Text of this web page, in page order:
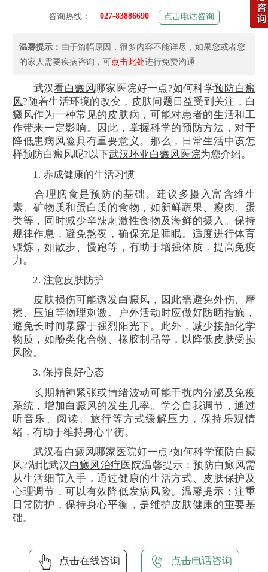
咨询热线： 027-83886690 点击电话咨询
温馨提示： 由于篇幅原因，很多内容不能详尽，如果您或者您
的家人需要疾病咨询，可点击此处进行免费沟通
武汉看白癜风哪家医院好一点?如何科学预防白癜
风?随着生活环境的改变，皮肤问题日益受到关注，白
癜风作为一种常见的皮肤病，可能对患者的生活和工
作带来一定影响。因此，掌握科学的预防方法，对于
降低患病风险具有重要意义。那么，日常生活中该怎
样预防白癜风呢?以下武汉环亚白癜风医院为您介绍。
1. 养成健康的生活习惯
合理膳食是预防的基础。建议多摄入富含维生
素、矿物质和蛋白质的食物，如新鲜蔬果、瘦肉、蛋
类等，同时减少辛辣刺激性食物及海鲜的摄入。保持
规律作息，避免熬夜，确保充足睡眠。适度进行体育
锻炼，如散步、慢跑等，有助于增强体质，提高免疫
力。
2. 注意皮肤防护
皮肤损伤可能诱发白癜风，因此需避免外伤、摩
擦、压迫等物理刺激。户外活动时应做好防晒措施，
避免长时间暴露于强烈阳光下。此外，减少接触化学
物质，如酚类化合物、橡胶制品等，以降低皮肤受损
风险。
3. 保持良好心态
长期精神紧张或情绪波动可能干扰内分泌及免疫
系统，增加白癜风的发生几率。学会自我调节，通过
听音乐、阅读、旅行等方式缓解压力，保持乐观情
绪，有助于维持身心平衡。
武汉看白癜风哪家医院好一点?如何科学预防白癜
风?湖北武汉白癜风治疗医院温馨提示：预防白癜风需
从生活细节入手，通过健康的生活方式、皮肤保护及
心理调节，可以有效降低发病风险。温馨提示：注重
日常防护，保持身心平衡，是维护皮肤健康的重要基
础。
点击在线咨询 点击电话咨询